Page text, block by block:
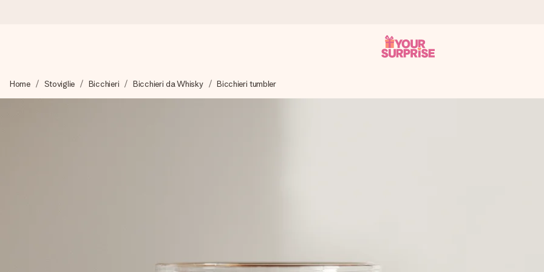
Prepariamo il tuo regalo con attenzione e lo spediamo in un lampo – così potrai consegnarlo al momento giusto, quando conta
Home Stoviglie Bicchieri Bicchieri da Whisky Bicchieri tumbler